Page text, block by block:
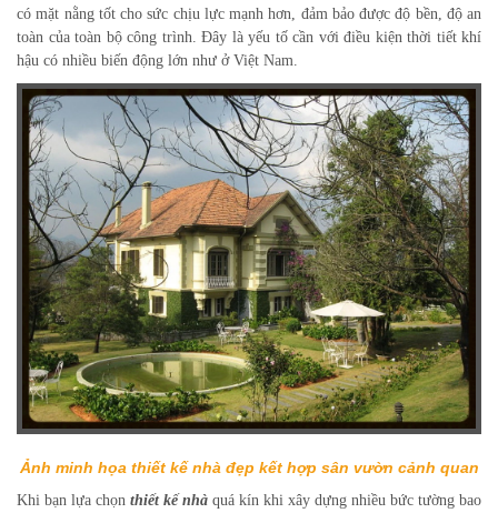
có mặt nằng tốt cho sức chịu lực mạnh hơn, đảm bảo được độ bền, độ an
toàn của toàn bộ công trình. Đây là yếu tố cần với điều kiện thời tiết khí
hậu có nhiều biến động lớn như ở Việt Nam.
Ảnh minh họa thiết kế nhà đẹp kết hợp sân vườn cảnh quan
Khi bạn lựa chọn thiết kế nhà quá kín khi xây dựng nhiều bức tường bao